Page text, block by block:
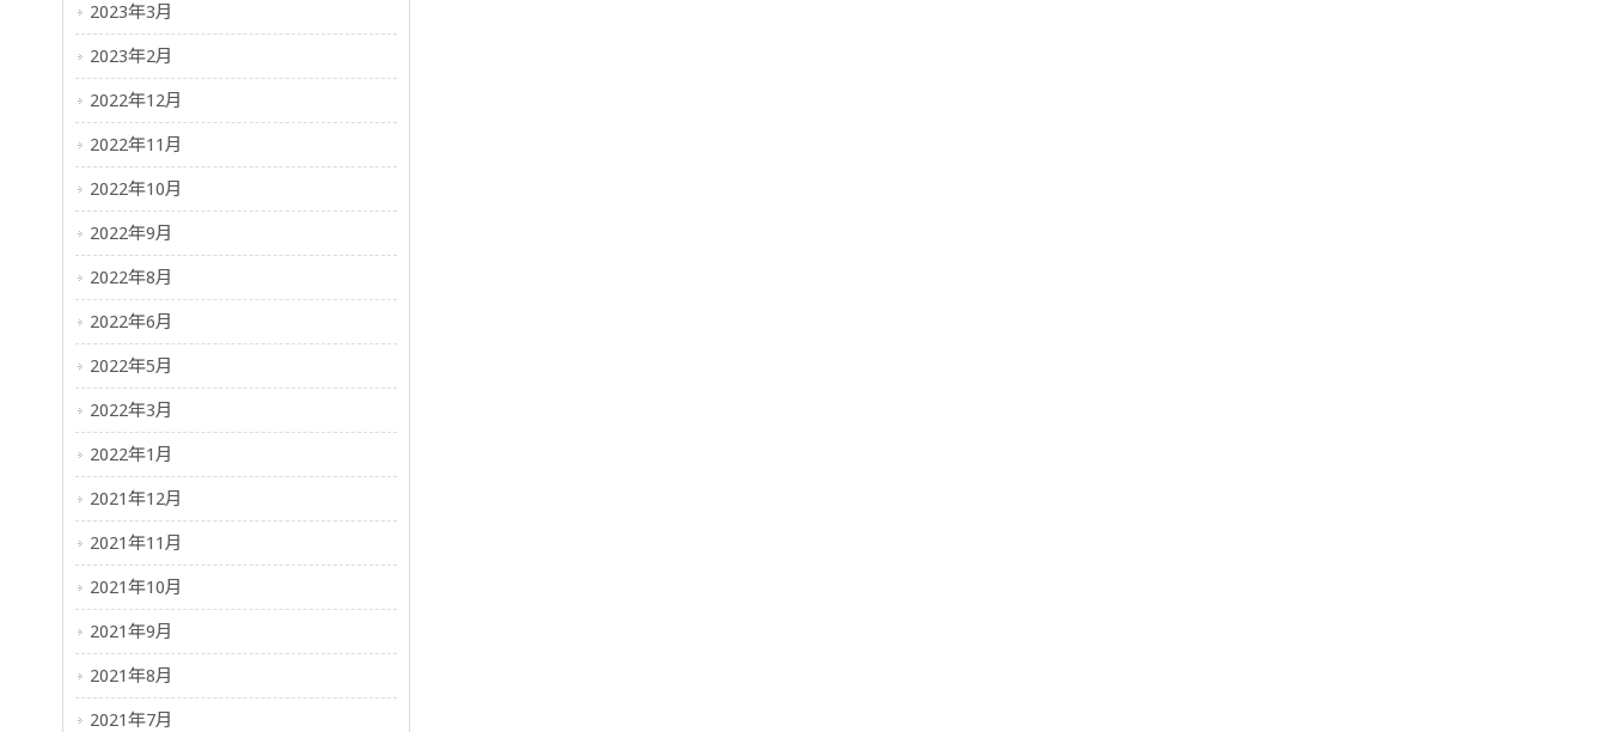
2023年3月
2023年2月
2022年12月
2022年11月
2022年10月
2022年9月
2022年8月
2022年6月
2022年5月
2022年3月
2022年1月
2021年12月
2021年11月
2021年10月
2021年9月
2021年8月
2021年7月